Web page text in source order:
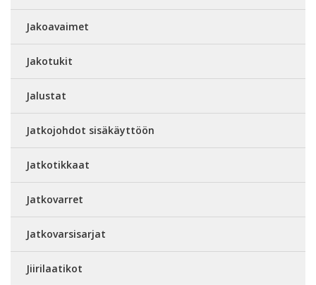
Jakoavaimet
Jakotukit
Jalustat
Jatkojohdot sisäkäyttöön
Jatkotikkaat
Jatkovarret
Jatkovarsisarjat
Jiirilaatikot